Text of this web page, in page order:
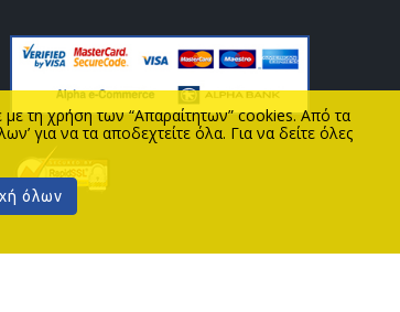
με τη χρήση των “Απαραίτητων” cookies. Από τα
για να τα αποδεχτείτε όλα. Για να δείτε όλες
όλων